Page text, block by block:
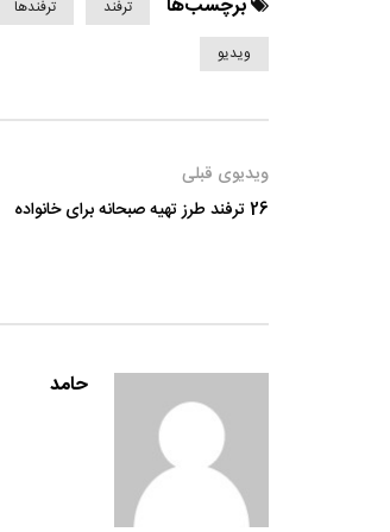
برچسب‌ها ترفند ترفندها
ویدیو
ویدیوی قبلی
26 ترفند طرز تهیه صبحانه برای خانواده
حامد